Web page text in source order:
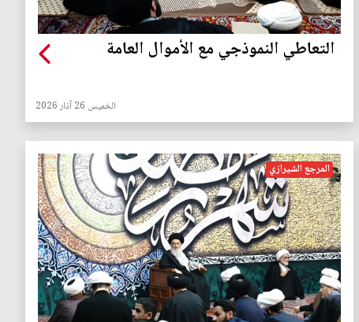
التعاطي النموذجي مع الأموال العامة
الخميس 26 آذار 2026
المرجع الشيرازي